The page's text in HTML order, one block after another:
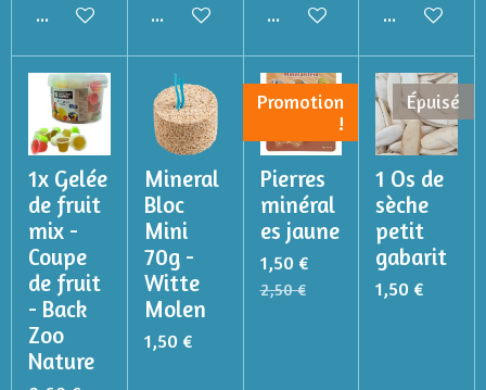
Ajouter au panierAjouter au panierAjouter au panierAjouter au
1x Gelée
de fruit
mix -
Coupe
de fruit
- Back
Zoo
Nature
Mineral
Bloc
Mini
70g -
Witte
Molen
1,50 €
Promotion
!
Pierres
minéral
es jaune
1,50 €
2,50 €
Épuisé
1 Os de
sèche
petit
gabarit
1,50 €